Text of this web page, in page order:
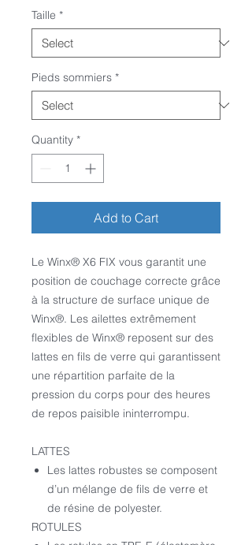
Taille *
Pieds sommiers *
Quantity *
Add to Cart
Le Winx® X6 FIX vous garantit une
position de couchage correcte grâce
à la structure de surface unique de
Winx®. Les ailettes extrêmement
flexibles de Winx® reposent sur des
lattes en fils de verre qui garantissent
une répartition parfaite de la
pression du corps pour des heures
de repos paisible ininterrompu.
LATTES
Les lattes robustes se composent
d’un mélange de fils de verre et
de résine de polyester.
ROTULES